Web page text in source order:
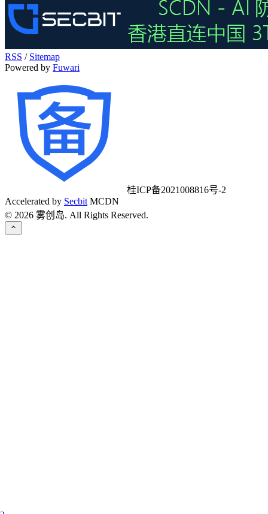
RSS / Sitemap
Powered by Fuwari
桂ICP备2021008816号-2
Accelerated by Secbit MCDN
© 2026 雾创岛. All Rights Reserved.